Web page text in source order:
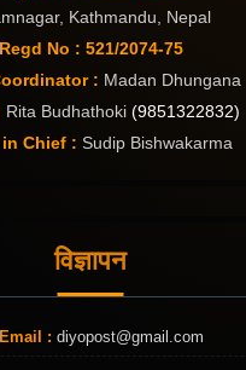
Kathmandu, Nepal
Regd No : 521/2074-75
: Madan Dhungana
Rita Budhathoki (9851322832)
Chief : Sudip Bishwakarma
विज्ञापन
Email : diyopost@gmail.com